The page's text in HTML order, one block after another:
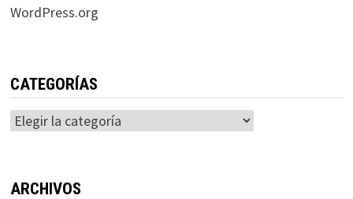
WordPress.org
CATEGORÍAS
Categorías
ARCHIVOS